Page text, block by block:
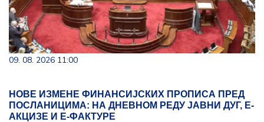
09. 08. 2026 11:00
НОВЕ ИЗМЕНЕ ФИНАНСИЈСКИХ ПРОПИСА ПРЕД
ПОСЛАНИЦИМА: НА ДНЕВНОМ РЕДУ ЈАВНИ ДУГ, Е-
АКЦИЗЕ И Е-ФАКТУРЕ